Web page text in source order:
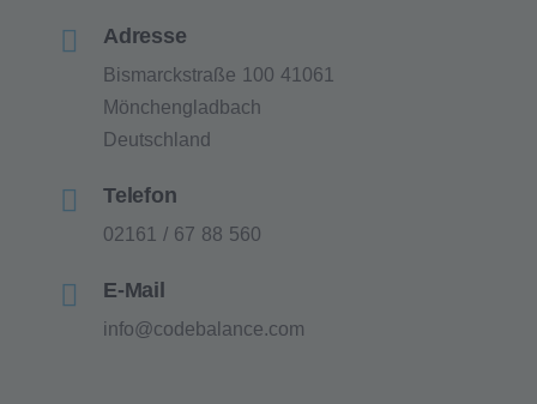
Adresse
Bismarckstraße 100 41061
Mönchengladbach
Deutschland
Telefon
02161 / 67 88 560
E-Mail
info@codebalance.com